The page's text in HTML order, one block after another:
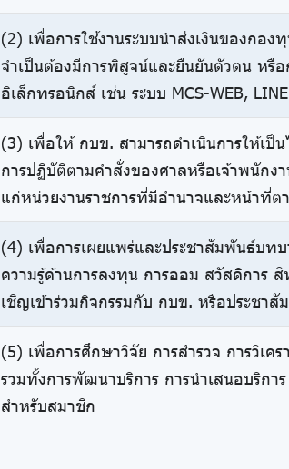
(2) เพื่อการใช้งานระบบนำส่งเงินของกอ
จำเป็นต้องมีการพิสูจน์และยืนยันตัวตน หรื
อิเล็กทรอนิกส์ เช่น ระบบ MCS-WEB,
(3) เพื่อให้ กบข. สามารถดำเนินการให้เ
การปฏิบัติตามคำสั่งของศาลหรือเจ้าพนัก
แก่หน่วยงานราชการที่มีอำนาจและหน้าที่ต
(4) เพื่อการเผยแพร่และประชาสัมพันธ์บท
ความรู้ด้านการลงทุน การออม สวัสดิการ
เชิญเข้าร่วมกิจกรรมกับ กบข. หรือประชา
(5) เพื่อการศึกษาวิจัย การสำรวจ การวิเ
รวมทั้งการพัฒนาบริการ การนำเสนอบริกา
สำหรับสมาชิก